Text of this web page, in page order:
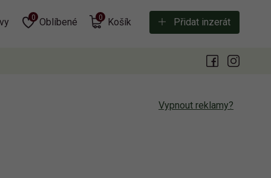
Oblíbené
0 Košík
0 Přidat inzerát
Vypnout reklamy?